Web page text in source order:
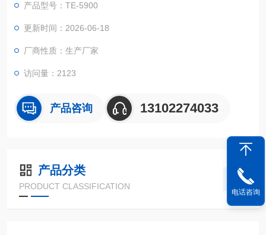
确、测定范围广、功能*、操作简单，
产品型号：TE-5900
更新时间：2026-06-18
厂商性质：生产厂家
访问量：2123
产品咨询 13102274033
产品分类
PRODUCT CLASSIFICATION
电话咨询